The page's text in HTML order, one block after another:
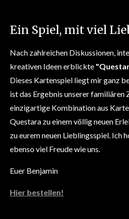
Ein Spiel, mit viel
Nach zahlreichen Diskussionen,
kreativen Ideen erblickte
Dieses Kartenspiel liegt mir ganz
ist das Ergebnis unserer familiären
einzigartige Kombination aus
Questara zu einem völlig neuen
zu eurem neuen Lieblingsspiel. Ich
ebenso viel Freude wie uns.
Euer Benjamin
Hier bestellen!